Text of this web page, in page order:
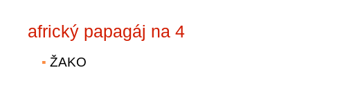
africký papagáj na 4
ŽAKO